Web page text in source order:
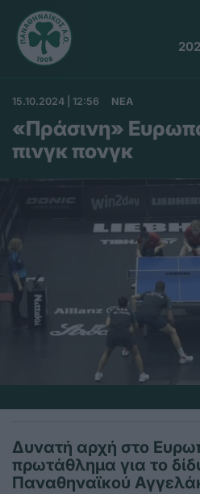
15.10.2024 | 12:56 ΝΕΑ
«Πράσινη»
πινγκ πονγκ
Δυνατή αρχή στο
πρωτάθλημα για το
Παναθηναϊκού